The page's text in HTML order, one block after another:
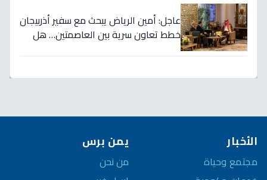
عاجل: أمين الرياض يبحث مع سفير أذربيجان
خطط تعاون سرية بين العاصمتين… هل
الأخبار
مجتمع وحياة
يمن برس
من نحن